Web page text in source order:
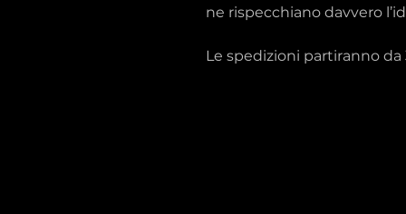
ne rispecchiano davvero
Le spedizioni partiranno